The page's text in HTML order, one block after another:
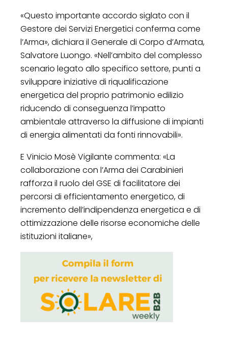
«Questo importante accordo siglato con il
Gestore dei Servizi Energetici conferma come
l’Arma», dichiara il Generale di Corpo d’Armata,
Salvatore Luongo. «Nell’ambito del complesso
scenario legato allo specifico settore, punti a
sviluppare iniziative di riqualificazione
energetica del proprio patrimonio edilizio
riducendo di conseguenza l’impatto
ambientale attraverso la diffusione di impianti
di energia alimentati da fonti rinnovabili».
E Vinicio Mosè Vigilante commenta: «La
collaborazione con l’Arma dei Carabinieri
rafforza il ruolo del GSE di facilitatore dei
percorsi di efficientamento energetico, di
incremento dell’indipendenza energetica e di
ottimizzazione delle risorse economiche delle
istituzioni italiane»,